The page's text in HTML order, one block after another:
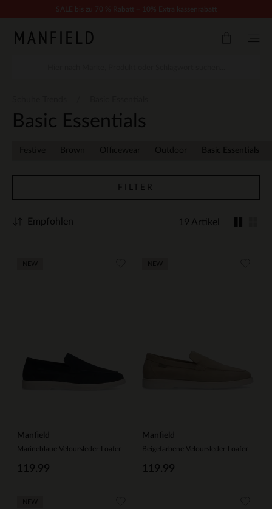
Basic Essentials
Festive Brown Officewear Outdoor Basic Essentials
FILTER
19 Artikel
Empfohlen
Manfield
Marineblaue Veloursleder-Loafer
119.99
Manfield
Beigefarbene Veloursleder-Loafer
119.99